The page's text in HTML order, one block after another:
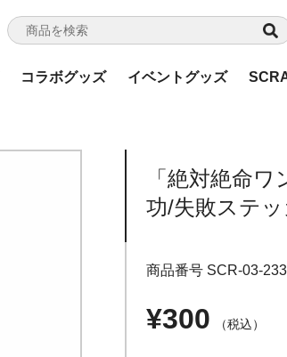
コラボグッズ イベントグッズ
「絶対絶命
功/失敗ステ
商品番号 SCR-03-
¥300 税込